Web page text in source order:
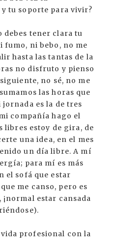
tu soporte para vivir?
debes tener clara tu
fumo, ni bebo, no me
hasta las tantas de la
no disfruto y pienso
no sé, no me
las horas que
es la de tres
compañía hago el
libres estoy de gira, de
una idea, en el mes
un día libre. A mí
para mí es más
el sofá que estar
me canso, pero es
estar cansada
profesional con la